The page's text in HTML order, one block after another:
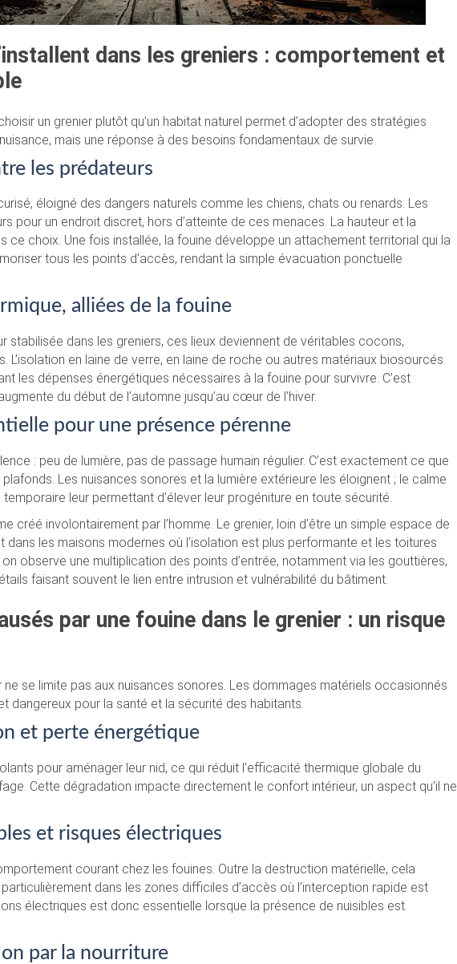
dans les greniers : comportement et
un grenier plutôt qu’un habitat naturel permet d’adopter des stratégies
mais une réponse à des besoins fondamentaux de survie.
les prédateurs
éloigné des dangers naturels comme les chiens, chats ou renards. Les
pour un endroit discret, hors d’atteinte de ces menaces. La hauteur et la
ce choix. Une fois installée, la fouine développe un attachement territorial qui la
tous les points d’accès, rendant la simple évacuation ponctuelle
alliées de la fouine
stabilisée dans les greniers, ces lieux deviennent de véritables cocons,
L’isolation en laine de verre, en laine de roche ou autres matériaux biosourcés
les dépenses énergétiques nécessaires à la fouine pour survivre. C’est
du début de l’automne jusqu’au cœur de l’hiver.
pour une présence pérenne
: peu de lumière, pas de passage humain régulier. C’est exactement ce que
Les nuisances sonores et la lumière extérieure les éloignent ; le calme
leur permettant d’élever leur progéniture en toute sécurité.
créé involontairement par l’homme. Le grenier, loin d’être un simple espace de
les maisons modernes où l’isolation est plus performante et les toitures
observe une multiplication des points d’entrée, notamment via les gouttières,
faisant souvent le lien entre intrusion et vulnérabilité du bâtiment.
par une fouine dans le grenier : un risque
se limite pas aux nuisances sonores. Les dommages matériels occasionnés
dangereux pour la santé et la sécurité des habitants.
et perte énergétique
pour aménager leur nid, ce qui réduit l’efficacité thermique globale du
Cette dégradation impacte directement le confort intérieur, un aspect qu’il ne
et risques électriques
courant chez les fouines. Outre la destruction matérielle, cela
dans les zones difficiles d’accès où l’interception rapide est
électriques est donc essentielle lorsque la présence de nuisibles est
par la nourriture